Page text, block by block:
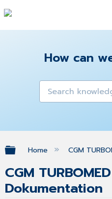
How can
Expand/
Home CGM
CGM
Dokumentation